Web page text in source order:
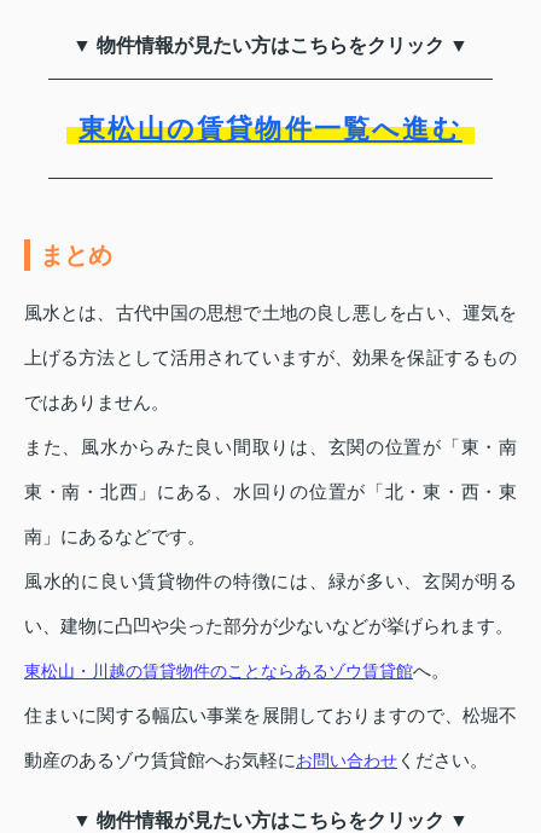
▼ 物件情報が見たい方はこちらをクリック ▼
東松山の賃貸物件一覧へ進む
まとめ
風水とは、古代中国の思想で土地の良し悪しを占い、運気を
上げる方法として活用されていますが、効果を保証するもの
ではありません。
また、風水からみた良い間取りは、玄関の位置が「東・南
東・南・北西」にある、水回りの位置が「北・東・西・東
南」にあるなどです。
風水的に良い賃貸物件の特徴には、緑が多い、玄関が明る
い、建物に凸凹や尖った部分が少ないなどが挙げられます。
東松山・川越の賃貸物件のことならあるゾウ賃貸館へ。
住まいに関する幅広い事業を展開しておりますので、松堀不
動産のあるゾウ賃貸館へお気軽にお問い合わせ ください。
▼ 物件情報が見たい方はこちらをクリック ▼